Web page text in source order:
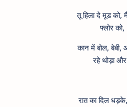
तू हिला दे मूड को,
फ्लोर को,
कान में बोल,
रहे थोड़ा
रात का दिल